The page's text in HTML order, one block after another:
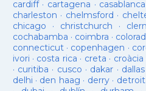
cardiff· cartagena · casablanca
charleston · chelmsford ·
chicago · christchurch ·
cochabamba · coimbra ·
connecticut· copenhagen ·
ivori · costa rica · creta · croàcia
· curitiba · cusco · dakar · dallas
delhi · den haag · derry· detroit